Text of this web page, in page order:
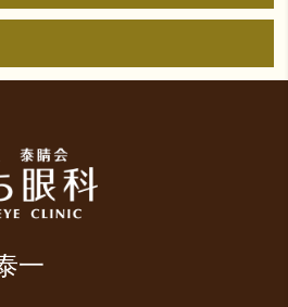
一